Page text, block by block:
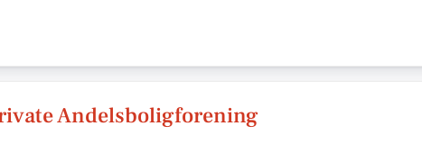
Andelsboligforening